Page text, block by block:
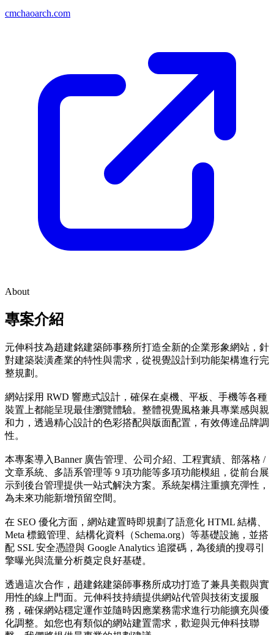
cmchaoarch.com
About
專案介紹
元伸科技為趙建銘建築師事務所打造全新的企業形象網站，針
對建築裝潢產業的特性與需求，從視覺設計到功能架構進行完
整規劃。
網站採用 RWD 響應式設計，確保在桌機、平板、手機等各種
裝置上都能呈現最佳瀏覽體驗。整體視覺風格兼具專業感與親
和力，透過精心設計的色彩搭配與版面配置，有效傳達品牌調
性。
本專案導入Banner 廣告管理、公司介紹、工程實績、部落格 /
文章系統、多語系管理等 9 項功能等多項功能模組，從前台展
示到後台管理提供一站式解決方案。系統架構注重擴充彈性，
為未來功能新增預留空間。
在 SEO 優化方面，網站建置時即規劃了語意化 HTML 結構、
Meta 標籤管理、結構化資料（Schema.org）等基礎設施，並搭
配 SSL 安全憑證與 Google Analytics 追蹤碼，為後續的搜尋引
擎曝光與流量分析奠定良好基礎。
透過這次合作，趙建銘建築師事務所成功打造了兼具美觀與實
用性的線上門面。元伸科技持續提供網站代管與技術支援服
務，確保網站穩定運作並隨時因應業務需求進行功能擴充與優
化調整。如您也有類似的網站建置需求，歡迎與元伸科技聯